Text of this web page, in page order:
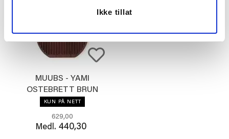
Ikke tillat
MUUBS - YAMI
OSTEBRETT BRUN
KUN PÅ NETT
629,00
Medl. 440,30